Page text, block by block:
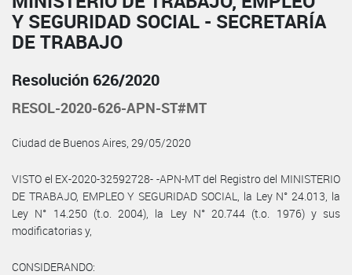
Y SEGURIDAD SOCIAL - SECRETARÍA
DE TRABAJO
Resolución 626/2020
RESOL-2020-626-APN-ST#MT
Ciudad de Buenos Aires, 29/05/2020
VISTO el EX-2020-32592728- -APN-MT del Registro del MINISTERIO
DE TRABAJO, EMPLEO Y SEGURIDAD SOCIAL, la Ley N° 24.013, la
Ley N° 14.250 (t.o. 2004), la Ley N° 20.744 (t.o. 1976) y sus
modificatorias y,
CONSIDERANDO: